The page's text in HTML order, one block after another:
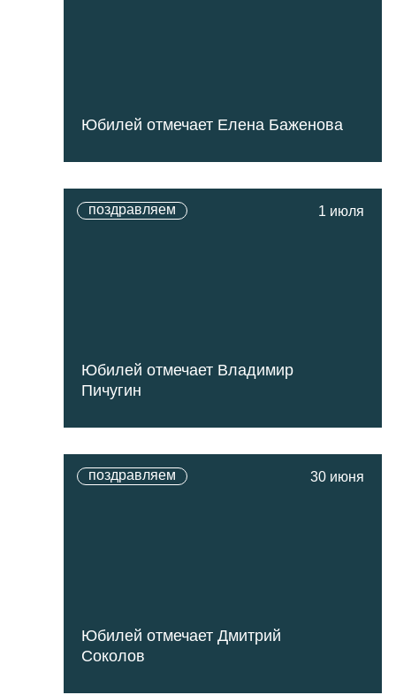
Юбилей отмечает Елена Баженова
поздравляем 1 июля
Юбилей отмечает Владимир
Пичугин
поздравляем 30 июня
Юбилей отмечает Дмитрий
Соколов